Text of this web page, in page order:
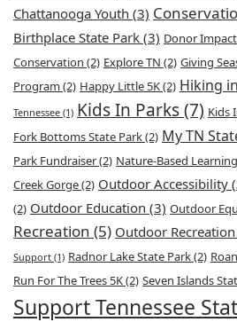
Chattanooga Youth (3)
Birthplace State Park (3) Donor Impact
Conservation (2) Explore TN (2) Giving
Program (2) Happy Little 5K(2) Hiking
Tennessee (1) Kids In Parks(7) Kids
Fork Bottoms State Park(2) My TN
Park Fundraiser(2) Nature-Based Learning
Creek Gorge(2) Outdoor Accessibility
(2) Outdoor Education (3) Outdoor
Recreation (5) Outdoor Recreation
Support (1) Radnor Lake State Park(2)
Run For The Trees 5K(2) Seven Islands
Support Tennessee